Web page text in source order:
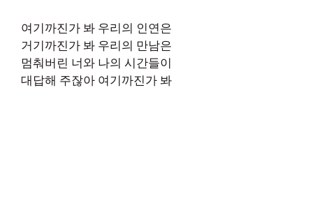
여기까진가 봐 우리의 인연은
거기까진가 봐 우리의 만남은
멈춰버린 너와 나의 시간들이
대답해 주잖아 여기까진가 봐